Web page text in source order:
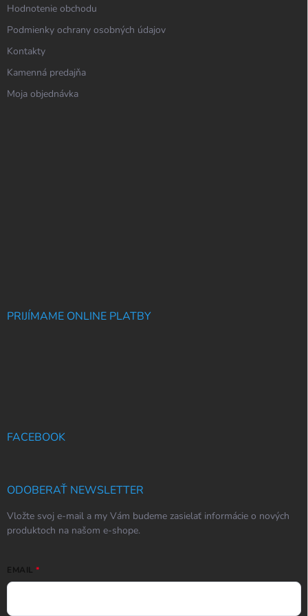
Hodnotenie obchodu
Podmienky ochrany osobných údajov
Kontakty
Kamenná predajňa
Moja objednávka
PRIJÍMAME ONLINE PLATBY
FACEBOOK
ODOBERAŤ NEWSLETTER
Vložte svoj e-mail a my Vám budeme zasielať informácie o nových
produktoch na našom e-shope.
EMAIL